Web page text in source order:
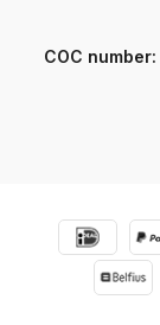
COC number: